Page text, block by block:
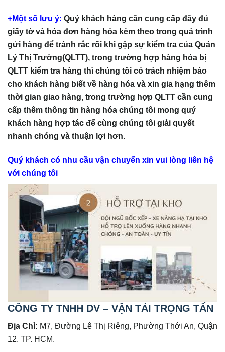
+Một số lưu ý: Quý khách hàng cần cung cấp đầy đủ
giấy tờ và hóa đơn hàng hóa kèm theo trong quá trình
gửi hàng để tránh rắc rối khi gặp sự kiểm tra của Quản
Lý Thị Trường(QLTT), trong trường hợp hàng hóa bị
QLTT kiểm tra hàng thì chúng tôi có trách nhiệm báo
cho khách hàng biết về hàng hóa và xin gia hạng thêm
thời gian giao hàng, trong trường hợp QLTT cần cung
cấp thêm thông tin hàng hóa chúng tôi mong quý
khách hàng hợp tác để cùng chúng tôi giải quyết
nhanh chóng và thuận lợi hơn.
Quý khách có nhu cầu vận chuyển xin vui lòng liên hệ
với chúng tôi
CÔNG TY TNHH DV – VẬN TẢI TRỌNG TẤN
Địa Chỉ: M7, Đường Lê Thị Riêng, Phường Thới An, Quận
12. TP. HCM.